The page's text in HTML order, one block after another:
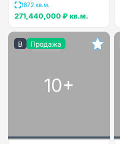
1872 кв.м.
271,440,000 ₽ кв.м.
B Продажа
10+